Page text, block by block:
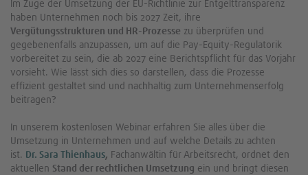
Im Zuge der Umsetzung der EU-Richtlinie zur Entgelttransparenz
haben Unternehmen noch bis 2027 Zeit, ihre
Vergütungsstrukturen und HR-Prozesse zu überprüfen und
gegebenenfalls anzupassen, um auf die Pay-Equity-Regulatorik
vorbereitet zu sein, die ab 2027 eine Berichtspflicht für das Vorjahr
vorsieht. Wie lässt sich dies so darstellen, dass die Prozesse
effizient gestaltet sind und nachhaltig zum Unternehmenserfolg
beitragen?
In unserem kostenlosen Webinar erfahren Sie alles über die
Umsetzung in Unternehmen und auf welche Details zu achten
ist. Dr. Sara Thienhaus, Fachanwältin für Arbeitsrecht, ordnet den
aktuellen Stand der rechtlichen Umsetzung ein und bringt diesen